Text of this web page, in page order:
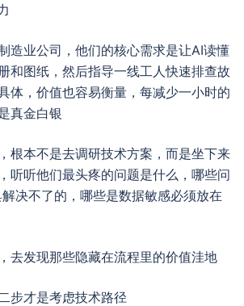
造业公司，他们的核心需求是让AI读懂
和图纸，然后指导一线工人快速排查故
体，价值也容易衡量，每减少一小时的
真金白银
根本不是去调研技术方案，而是坐下来
听听他们最头疼的问题是什么，哪些问
决不了的，哪些是数据敏感必须放在
去发现那些隐藏在流程里的价值洼地
步才是考虑技术路径